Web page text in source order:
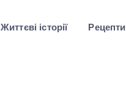
Життєві історії Рецепти